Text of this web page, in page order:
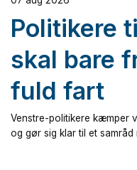
Politikere
skal bare
fuld fart
Venstre-politikere kæmper
og gør sig klar til et samråd